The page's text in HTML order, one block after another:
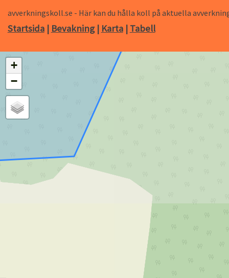
avverkningskoll.se - Här kan du hålla koll på aktuella
Startsida| Bevakning| Karta| Tabell
+
−